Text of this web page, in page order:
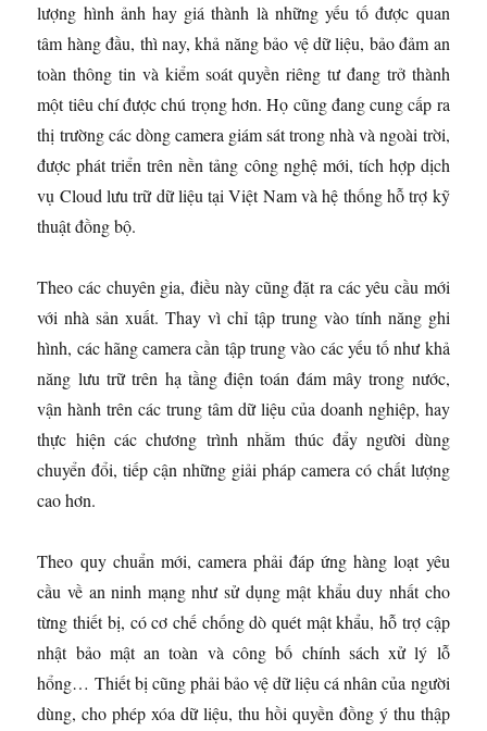
lượng hình ảnh hay giá thành là những yếu tố được quan
tâm hàng đầu, thì nay, khả năng bảo vệ dữ liệu, bảo đảm an
toàn thông tin và kiểm soát quyền riêng tư đang trở thành
một tiêu chí được chú trọng hơn. Họ cũng đang cung cấp ra
thị trường các dòng camera giám sát trong nhà và ngoài trời,
được phát triển trên nền tảng công nghệ mới, tích hợp dịch
vụ Cloud lưu trữ dữ liệu tại Việt Nam và hệ thống hỗ trợ kỹ
thuật đồng bộ.
Theo các chuyên gia, điều này cũng đặt ra các yêu cầu mới
với nhà sản xuất. Thay vì chỉ tập trung vào tính năng ghi
hình, các hãng camera cần tập trung vào các yếu tố như khả
năng lưu trữ trên hạ tầng điện toán đám mây trong nước,
vận hành trên các trung tâm dữ liệu của doanh nghiệp, hay
thực hiện các chương trình nhằm thúc đẩy người dùng
chuyển đổi, tiếp cận những giải pháp camera có chất lượng
cao hơn.
Theo quy chuẩn mới, camera phải đáp ứng hàng loạt yêu
cầu về an ninh mạng như sử dụng mật khẩu duy nhất cho
từng thiết bị, có cơ chế chống dò quét mật khẩu, hỗ trợ cập
nhật bảo mật an toàn và công bố chính sách xử lý lỗ
hổng… Thiết bị cũng phải bảo vệ dữ liệu cá nhân của người
dùng, cho phép xóa dữ liệu, thu hồi quyền đồng ý thu thập